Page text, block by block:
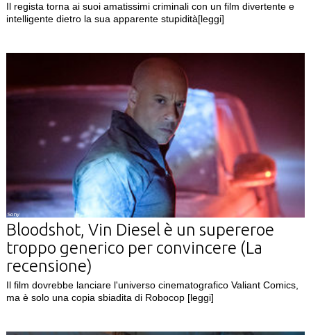
Il regista torna ai suoi amatissimi criminali con un film divertente e
intelligente dietro la sua apparente stupidità[leggi]
Sony
Bloodshot, Vin Diesel è un supereroe
troppo generico per convincere (La
recensione)
Il film dovrebbe lanciare l'universo cinematografico Valiant Comics,
ma è solo una copia sbiadita di Robocop [leggi]